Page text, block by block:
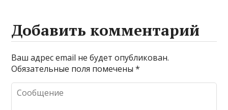
Добавить комментарий
Ваш адрес email не будет опубликован.
Обязательные поля помечены*